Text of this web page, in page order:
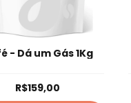
- Dá um Gás 1Kg
R$159,00